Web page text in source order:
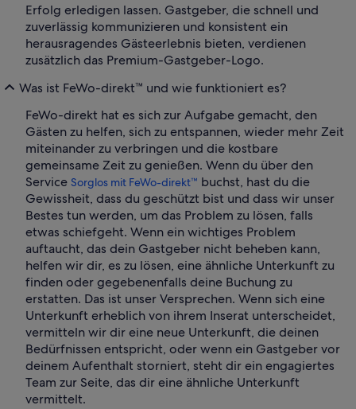
Erfolg erledigen lassen. Gastgeber, die schnell und
zuverlässig kommunizieren und konsistent ein
herausragendes Gästeerlebnis bieten, verdienen
zusätzlich das Premium-Gastgeber-Logo.
Was ist FeWo-direkt™ und wie funktioniert es?
FeWo-direkt hat es sich zur Aufgabe gemacht, den
Gästen zu helfen, sich zu entspannen, wieder mehr Zeit
miteinander zu verbringen und die kostbare
gemeinsame Zeit zu genießen. Wenn du über den
Service Sorglos mit FeWo-direkt™ buchst, hast du die
Gewissheit, dass du geschützt bist und dass wir unser
Bestes tun werden, um das Problem zu lösen, falls
etwas schiefgeht. Wenn ein wichtiges Problem
auftaucht, das dein Gastgeber nicht beheben kann,
helfen wir dir, es zu lösen, eine ähnliche Unterkunft zu
finden oder gegebenenfalls deine Buchung zu
erstatten. Das ist unser Versprechen. Wenn sich eine
Unterkunft erheblich von ihrem Inserat unterscheidet,
vermitteln wir dir eine neue Unterkunft, die deinen
Bedürfnissen entspricht, oder wenn ein Gastgeber vor
deinem Aufenthalt storniert, steht dir ein engagiertes
Team zur Seite, das dir eine ähnliche Unterkunft
vermittelt.